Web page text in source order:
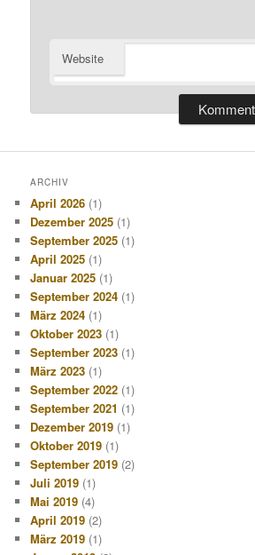
Website
ARCHIV
April 2026 (1)
Dezember 2025 (1)
September 2025 (1)
April 2025 (1)
Januar 2025 (1)
September 2024 (1)
März 2024 (1)
Oktober 2023 (1)
September 2023 (1)
März 2023 (1)
September 2022 (1)
September 2021 (1)
Dezember 2019 (1)
Oktober 2019 (1)
September 2019 (2)
Juli 2019 (1)
Mai 2019 (4)
April 2019 (2)
März 2019 (1)